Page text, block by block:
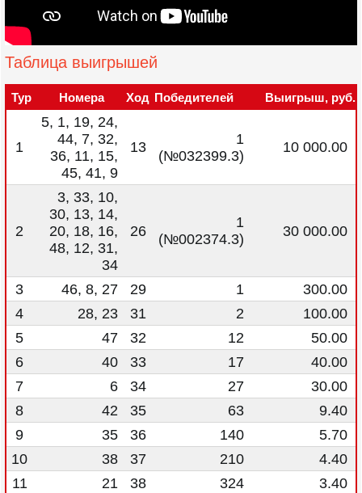
Таблица выигрышей
Тур Номера Ход Победителей Выигрыш, руб.
1
5, 1, 19, 24,
44, 7, 32,
36, 11, 15,
45, 41, 9
13
1
(№032399.3)
10 000.00
2
3, 33, 10,
30, 13, 14,
20, 18, 16,
48, 12, 31,
34
26
1
(№002374.3)
30 000.00
3 46, 8, 27 29 1
300.00
4
28, 23 31 2
100.00
5
47 32 12
50.00
6
40 33 17
40.00
7
6 34 27
30.00
8
42 35 63
9.40
9
35 36 140
5.70
10
38 37 210
4.40
11
21 38 324
3.40